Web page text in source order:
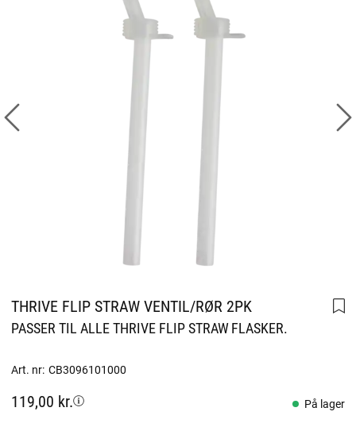
THRIVE FLIP STRAW VENTIL/RØR 2PK
PASSER TIL ALLE THRIVE FLIP STRAW FLASKER.
Art. nr: CB3096101000
119,00 kr. På lager